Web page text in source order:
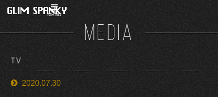
MENU
MEDIA
TV
2020.07.30